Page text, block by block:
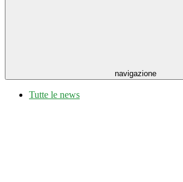
navigazione
Tutte le news